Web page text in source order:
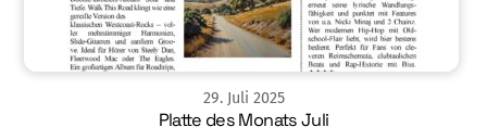
29. Juli 2025
Platte des Monats Juli